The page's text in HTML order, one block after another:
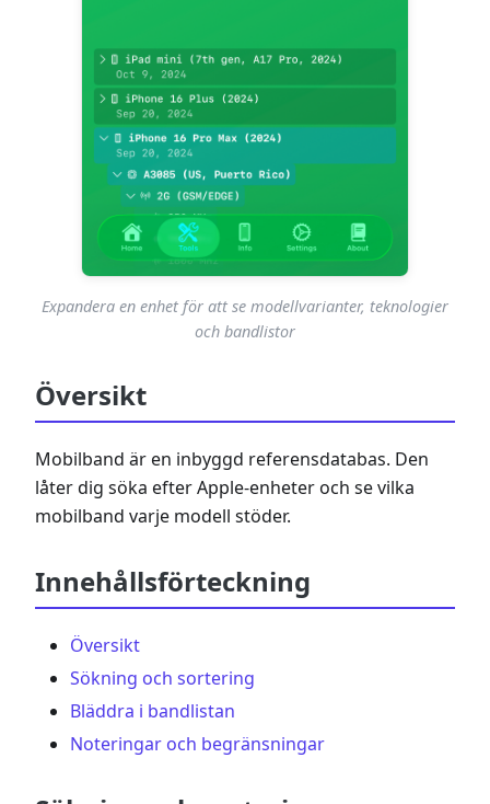
Expandera en enhet för att se modellvarianter, teknologier
och bandlistor
Översikt
Mobilband är en inbyggd referensdatabas. Den
låter dig söka efter Apple-enheter och se vilka
mobilband varje modell stöder.
Innehållsförteckning
Översikt
Sökning och sortering
Bläddra i bandlistan
Noteringar och begränsningar